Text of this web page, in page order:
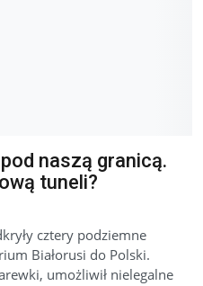
naszą granicą.
tuneli?
cztery podziemne
Białorusi do Polski.
umożliwił nielegalne